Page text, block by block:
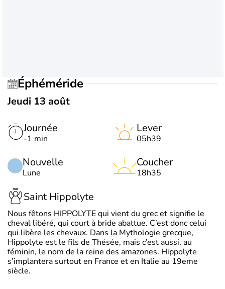
Éphéméride
Jeudi 13 août
Journée
-1 min
Nouvelle
Lune
Lever
05h39
Coucher
18h35
Saint Hippolyte
Nous fêtons HIPPOLYTE qui vient du grec et signifie le
cheval libéré, qui court à bride abattue. C’est donc celui
qui libère les chevaux. Dans la Mythologie grecque,
Hippolyte est le fils de Thésée, mais c’est aussi, au
féminin, le nom de la reine des amazones. Hippolyte
s’implantera surtout en France et en Italie au 19eme
siècle.